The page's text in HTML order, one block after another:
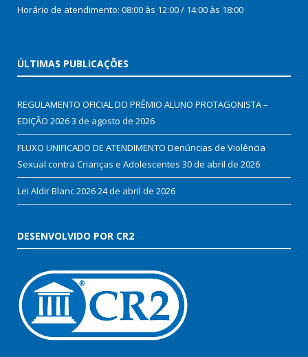
Horário de atendimento: 08:00 às 12:00 / 14:00 às 18:00
ÚLTIMAS PUBLICAÇÕES
REGULAMENTO OFICIAL DO PRÊMIO ALUNO PROTAGONISTA –
EDIÇÃO 20263 de agosto de 2026
FLUXO UNIFICADO DE ATENDIMENTO Denúncias de Violência
Sexual contra Crianças e Adolescentes 30 de abril de 2026
Lei Aldir Blanc 202624 de abril de 2026
DESENVOLVIDO POR CR2